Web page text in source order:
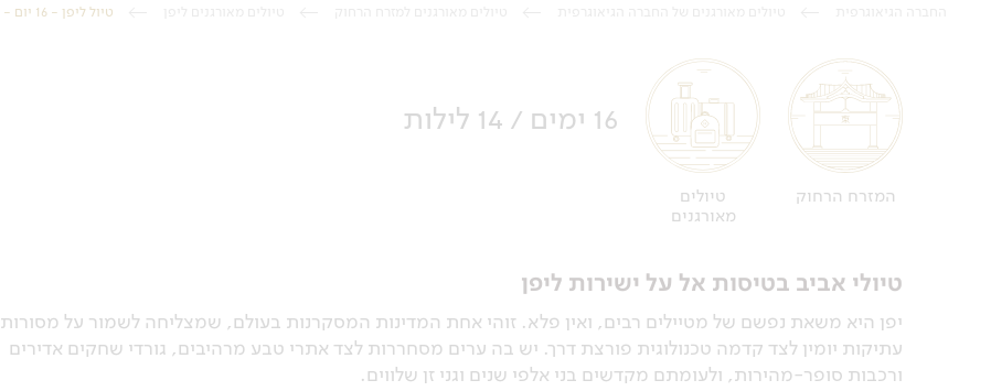
טיול ליפן - 16 יום - בפריחת הדובדבן ופריחות האביב
המזרח הרחוק
טיולים
מאורגנים
16 ימים / 14 לילות
טיולי אביב בטיסות אל על ישירות ליפן
יפן היא משאת נפשם של מטיילים רבים, ואין פלא. זוהי אחת המדינות המסקרנות בעולם, שמצליחה לשמור על מסורות
עתיקות יומין לצד קדמה טכנולוגית פורצת דרך. יש בה ערים מסחררות לצד אתרי טבע מרהיבים, גורדי שחקים אדירים
ורכבות סופר-מהירות, ולעומתם מקדשים בני אלפי שנים וגני זן שלווים.